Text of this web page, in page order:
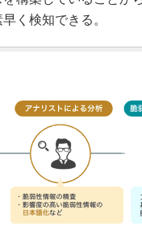
く検知できる。